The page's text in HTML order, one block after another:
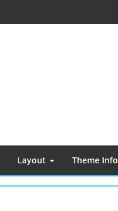
Layout Theme Info